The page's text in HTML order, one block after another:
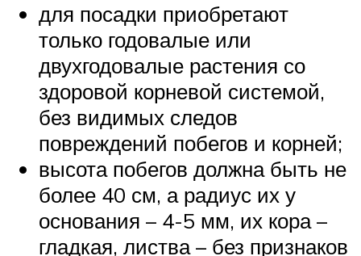
для посадки приобретают
только годовалые или
двухгодовалые растения со
здоровой корневой системой,
без видимых следов
повреждений побегов и корней;
высота побегов должна быть не
более 40 см, а радиус их у
основания – 4-5 мм, их кора –
гладкая, листва – без признаков